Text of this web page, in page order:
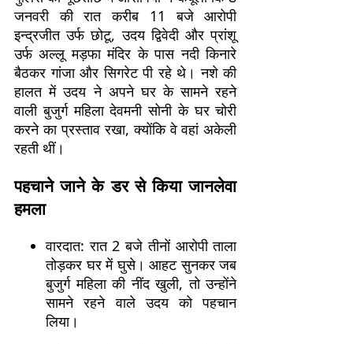
जनवरी की रात करीब 11 बजे आरोपी
इन्द्रजीत उर्फ छोटू, उदय द्विवेदी और प्रांशू
उर्फ अल्लू मड़फा मंदिर के पास नदी किनारे
बैठकर गांजा और सिगरेट पी रहे थे। नशे की
हालत में उदय ने अपने घर के सामने रहने
वाली बुजुर्ग महिला देवमनी सोनी के घर चोरी
करने का प्रस्ताव रखा, क्योंकि वे वहां अकेली
रहती थीं।
पहचाने जाने के डर से किया जानलेवा
हमला
वारदात: रात 2 बजे तीनों आरोपी ताला
तोड़कर घर में घुसे। आहट सुनकर जब
बुजुर्ग महिला की नींद खुली, तो उन्होंने
सामने रहने वाले उदय को पहचान
लिया।